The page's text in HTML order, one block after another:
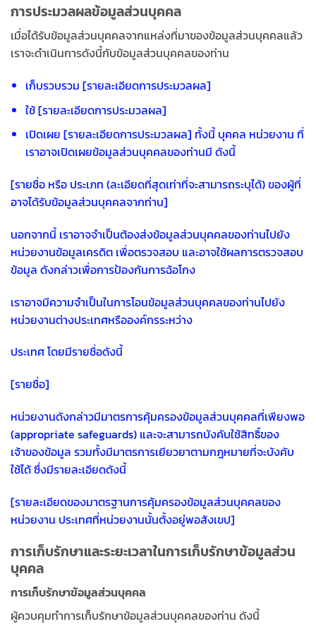
การประมวลผลข้อมูลส่วนบุคคล
เมื่อได้รับข้อมูลส่วนบุคคลจากแหล่งที่มาของข้อมูลส่วนบุคคลแล้ว
เราจะดำเนินการดังนี้กับข้อมูลส่วนบุคคลของท่าน
เก็บรวบรวม [รายละเอียดการประมวลผล]
ใช้ [รายละเอียดการประมวลผล]
เปิดเผย [รายละเอียดการประมวลผล] ทั้งนี้ บุคคล หน่วยงาน ที่
เราอาจเปิดเผยข้อมูลส่วนบุคคลของท่านมี ดังนี้
[รายชื่อ หรือ ประเภท (ละเอียดที่สุดเท่าที่จะสามารถระบุได้) ของผู้ที่
อาจได้รับข้อมูลส่วนบุคคลจากท่าน]
นอกจากนี้ เราอาจจำเป็นต้องส่งข้อมูลส่วนบุคคลของท่านไปยัง
หน่วยงานข้อมูลเครดิต เพื่อตรวจสอบ และอาจใช้ผลการตรวจสอบ
ข้อมูล ดังกล่าวเพื่อการป้องกันการฉ้อโกง
เราอาจมีความจำเป็นในการโอนข้อมูลส่วนบุคคลของท่านไปยัง
หน่วยงานต่างประเทศหรือองค์กรระหว่าง
ประเทศ โดยมีรายชื่อดังนี้
[รายชื่อ]
หน่วยงานดังกล่าวมีมาตรการคุ้มครองข้อมูลส่วนบุคคลที่เพียงพอ
(appropriate safeguards) และจะสามารถบังคับใช้สิทธิ์ของ
เจ้าของข้อมูล รวมทั้งมีมาตรการเยียวยาตามกฎหมายที่จะบังคับ
ใช้ได้ ซึ่งมีรายละเอียดดังนี้
[รายละเอียดของมาตรฐานการคุ้มครองข้อมูลส่วนบุคคลของ
หน่วยงาน ประเทศที่หน่วยงานนั้นตั้งอยู่พอสังเขป]
การเก็บรักษาและระยะเวลาในการเก็บรักษาข้อมูลส่วน
บุคคล
การเก็บรักษาข้อมูลส่วนบุคคล
ผู้ควบคุมทำการเก็บรักษาข้อมูลส่วนบุคคลของท่าน ดังนี้